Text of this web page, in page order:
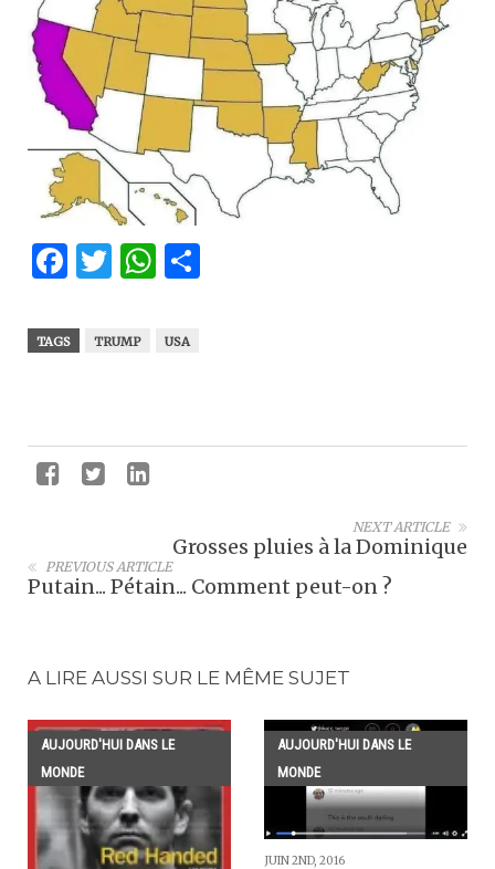
Facebook
Twitter
WhatsApp
TAGS TRUMP USA
NEXT ARTICLE
Grosses pluies à la Dominique
PREVIOUS ARTICLE
Putain... Pétain... Comment peut-on ?
A LIRE AUSSI SUR LE MÊME SUJET
AUJOURD'HUI DANS LE
MONDE
AUJOURD'HUI DANS LE
MONDE
JUIN 2ND, 2016